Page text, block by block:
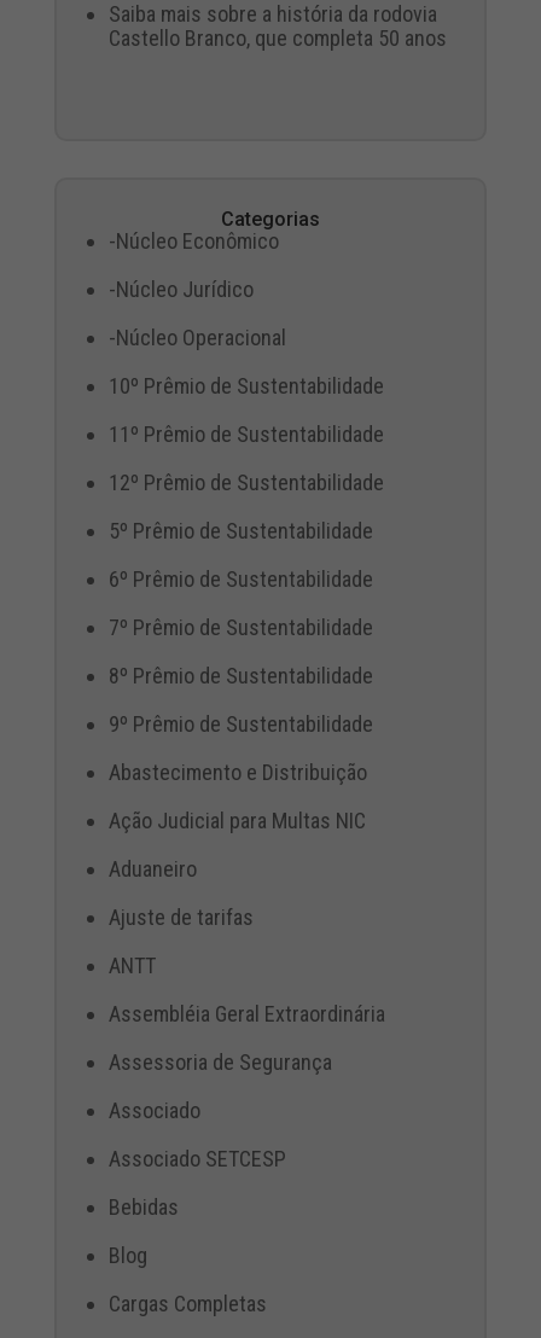
Saiba mais sobre a história da rodovia
Castello Branco, que completa 50 anos
Categorias
-Núcleo Econômico
-Núcleo Jurídico
-Núcleo Operacional
10º Prêmio de Sustentabilidade
11º Prêmio de Sustentabilidade
12º Prêmio de Sustentabilidade
5º Prêmio de Sustentabilidade
6º Prêmio de Sustentabilidade
7º Prêmio de Sustentabilidade
8º Prêmio de Sustentabilidade
9º Prêmio de Sustentabilidade
Abastecimento e Distribuição
Ação Judicial para Multas NIC
Aduaneiro
Ajuste de tarifas
ANTT
Assembléia Geral Extraordinária
Assessoria de Segurança
Associado
Associado SETCESP
Bebidas
Blog
Cargas Completas